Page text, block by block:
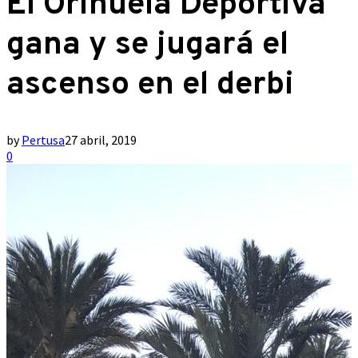
gana y se jugará el
ascenso en el derbi
byPertusa27 abril, 2019
0